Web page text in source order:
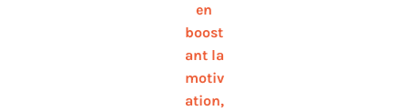
en
boost
ant la
motiv
ation,